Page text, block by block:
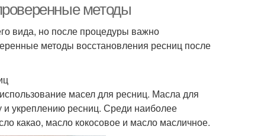
методы
вида, но после процедуры важно
методы восстановления ресниц после
масел для ресниц. Масла для
и укреплению ресниц. Среди наиболее
какао, масло кокосовое и масло масличное.